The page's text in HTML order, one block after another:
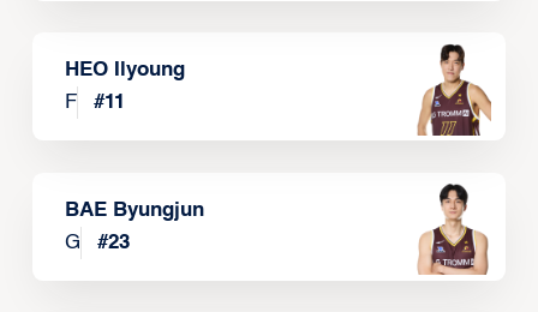
HEO Ilyoung
F
#11
BAE Byungjun
G
#23